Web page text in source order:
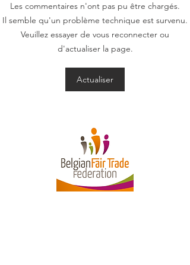
Le webinaire sur le thème
"Le Commerce Équitable
et les coopératives de
circuit-court" est en ligne!
Les commentaires n'ont pas pu être chargés.
Il semble qu'un problème technique est survenu.
Veuillez essayer de vous reconnecter ou
d'actualiser la page.
Actualiser